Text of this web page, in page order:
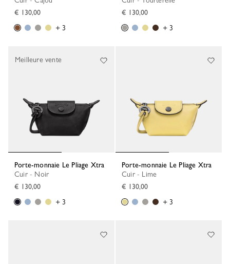
€ 130,00
+ 3
€ 130,00
+ 3
Porte-monnaie Le Pliage Xtra
Cuir - Noir
€ 130,00
+ 3
Meilleure vente
Porte-monnaie Le Pliage Xtra
Cuir - Lime
€ 130,00
+ 3